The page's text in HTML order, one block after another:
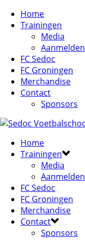
Home
Trainingen
Media
Aanmelden
FC Sedoc
FC Groningen
Merchandise
Contact
Sponsors
Home
Trainingen
Media
Aanmelden
FC Sedoc
FC Groningen
Merchandise
Contact
Sponsors